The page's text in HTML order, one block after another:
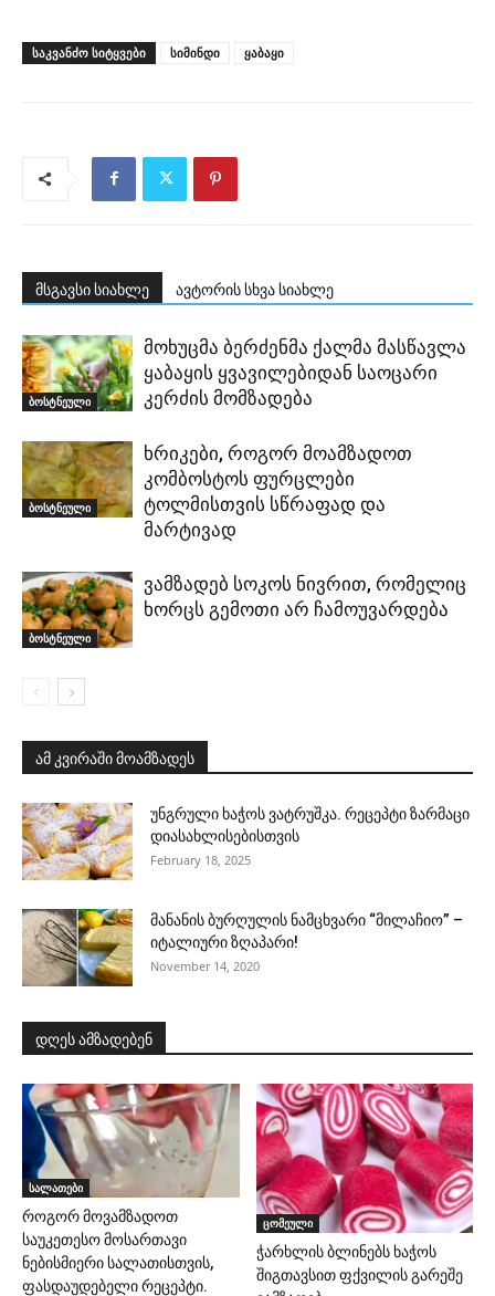
ᲡᲐᲙᲕᲐᲜᲫᲝ ᲡᲘᲢᲧᲕᲔᲑᲘ სიმინდი ყაბაყი
მსგავსი სიახლე ავტორის სხვა სიახლე
ბოსტნეული
მოხუცმა ბერძენმა ქალმა მასწავლა
ყაბაყის ყვავილებიდან საოცარი
კერძის მომზადება
ბოსტნეული
ხრიკები, როგორ მოამზადოთ
კომბოსტოს ფურცლები
ტოლმისთვის სწრაფად და
მარტივად
ბოსტნეული
ვამზადებ სოკოს ნივრით, რომელიც
ხორცს გემოთი არ ჩამოუვარდება
ამ კვირაში მოამზადეს
უნგრული ხაჭოს ვატრუშკა. რეცეპტი ზარმაცი
დიასახლისებისთვის
February 18, 2025
მანანის ბურღულის ნამცხვარი “მილაჩიო” –
იტალიური ზღაპარი!
November 14, 2020
დღეს ამზადებენ
სალათები
როგორ მოვამზადოთ
საუკეთესო მოსართავი
ნებისმიერი სალათისთვის,
ფასდაუდებელი რეცეპტი.
ცომეული
ჭარხლის ბლინებს ხაჭოს
შიგთავსით ფქვილის გარეშე